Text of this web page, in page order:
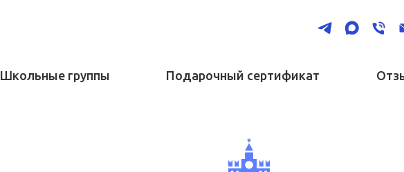
Школьные группы Подарочный сертификат